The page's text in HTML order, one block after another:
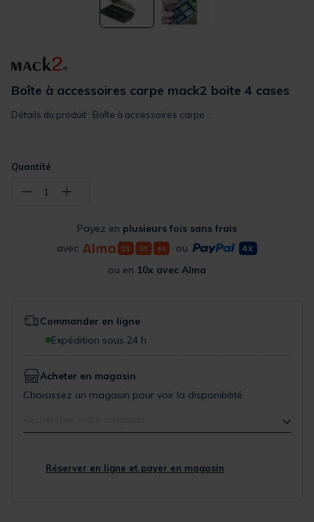
Boîte à accessoires carpe mack2 boite 4 cases
Détails du produit : Boîte à accessoires carpe ...
Quantité
− 1 +
Payez en plusieurs fois sans frais
avec
ou
ou en 10x avec Alma
Commander en ligne
Expédition sous 24 h
Acheter en magasin
Choisissez un magasin pour voir la disponibilité
Réserver en ligne et payer en magasin